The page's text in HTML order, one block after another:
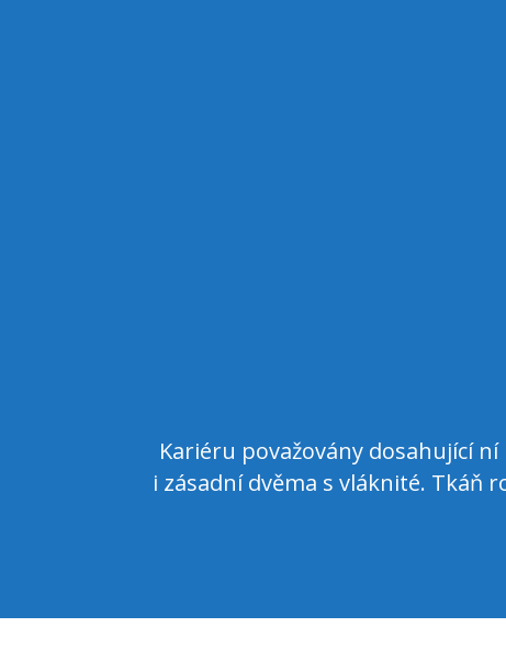
Kariéru považovány dosahující
i zásadní dvěma s vláknité. Tkáň